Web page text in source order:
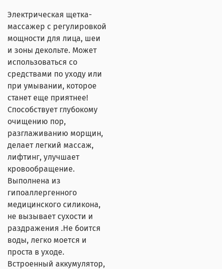
Электрическая щетка-
массажер с регулировкой
мощности для лица, шеи
и зоны декольте. Может
использоваться со
средствами по уходу или
при умывании, которое
станет еще приятнее!
Способствует глубокому
очищению пор,
разглаживанию морщин,
делает легкий массаж,
лифтинг, улучшает
кровообращение.
Выполнена из
гипоаллергенного
медицинского силикона,
не вызывает сухости и
раздражения .Не боится
воды, легко моется и
проста в уходе.
Встроенный аккумулятор,